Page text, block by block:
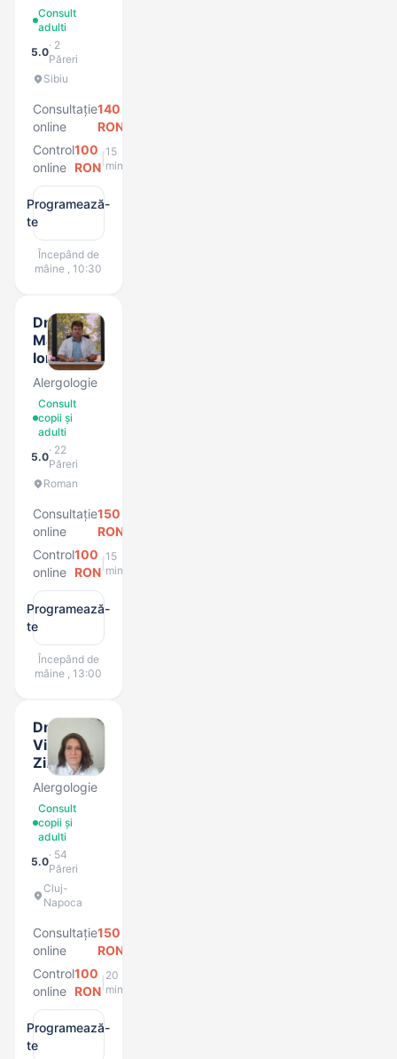
Consult
adulti
5.0
· 2
Păreri
Sibiu
Consultație
online
140
RON
Control
online
100
RON
15
min
Programează-
te
Începând de
mâine , 10:30
Dr.
Marius
Iordache
Alergologie
Consult
copii și
adulti
5.0
· 22
Păreri
Roman
Consultație
online
150
RON
Control
online
100
RON
15
min
Programează-
te
Începând de
mâine , 13:00
Dr.
Violeta
Zirbo
Alergologie
Consult
copii și
adulti
5.0
· 54
Păreri
Cluj-
Napoca
Consultație
online
150
RON
Control
online
100
RON
20
min
Programează-
te